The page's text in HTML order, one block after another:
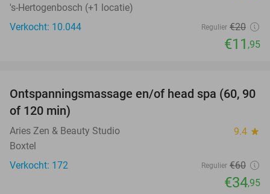
's-Hertogenbosch (+1 locatie)
Verkocht: 10.044
Regulier €20
€11 ,95
42%
Ontspanningsmassage en/of head spa (60, 90
of 120 min)
Aries Zen & Beauty Studio 9.4 star
Boxtel
Verkocht: 172
Regulier €60
€34,95